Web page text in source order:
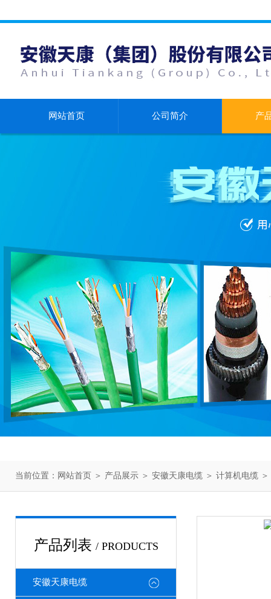
网站首页 公司简介 产
当前位置： 网站首页 ＞ 产品展示 ＞ 安徽天康电缆 ＞ 计算机电缆
产品列表 / PRODUCTS
安徽天康电缆